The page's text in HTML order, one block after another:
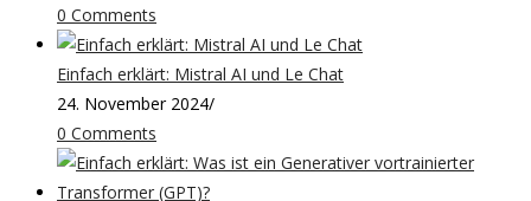
0 Comments
Einfach erklärt: Mistral AI und Le Chat
24. November 2024/
0 Comments